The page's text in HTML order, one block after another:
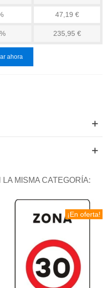
47,19 €
235,95 €
ahora
MISMA CATEGORÍA:
¡En oferta!